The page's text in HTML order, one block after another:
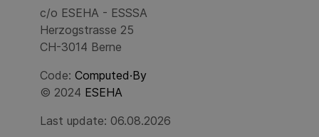
c/o ESEHA - ESSSA
Herzogstrasse 25
CH-3014 Berne
Code: Computed·By
© 2024 ESEHA
Last update: 06.08.2026